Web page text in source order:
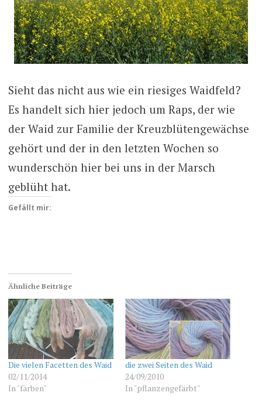
Sieht das nicht aus wie ein riesiges Waidfeld?
Es handelt sich hier jedoch um Raps, der wie
der Waid zur Familie der Kreuzblütengewächse
gehört und der in den letzten Wochen so
wunderschön hier bei uns in der Marsch
geblüht hat.
Gefällt mir:
Ähnliche Beiträge
Die vielen Facetten des Waid
02/11/2014
In "färben"
die zwei Seiten des Waid
24/09/2010
In "pflanzengefärbt"